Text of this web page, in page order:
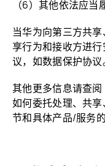
（6）其他依法应
当华为向第三方共
享行为和接收方进
议，如数据保护协议
其他更多信息请查阅
如何委托处理、共
节和具体产品/服务